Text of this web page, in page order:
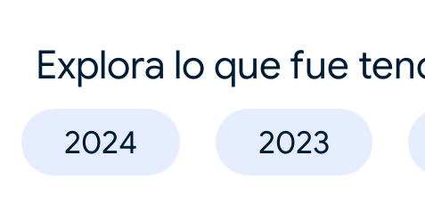
Explora lo que fue
2024 2023